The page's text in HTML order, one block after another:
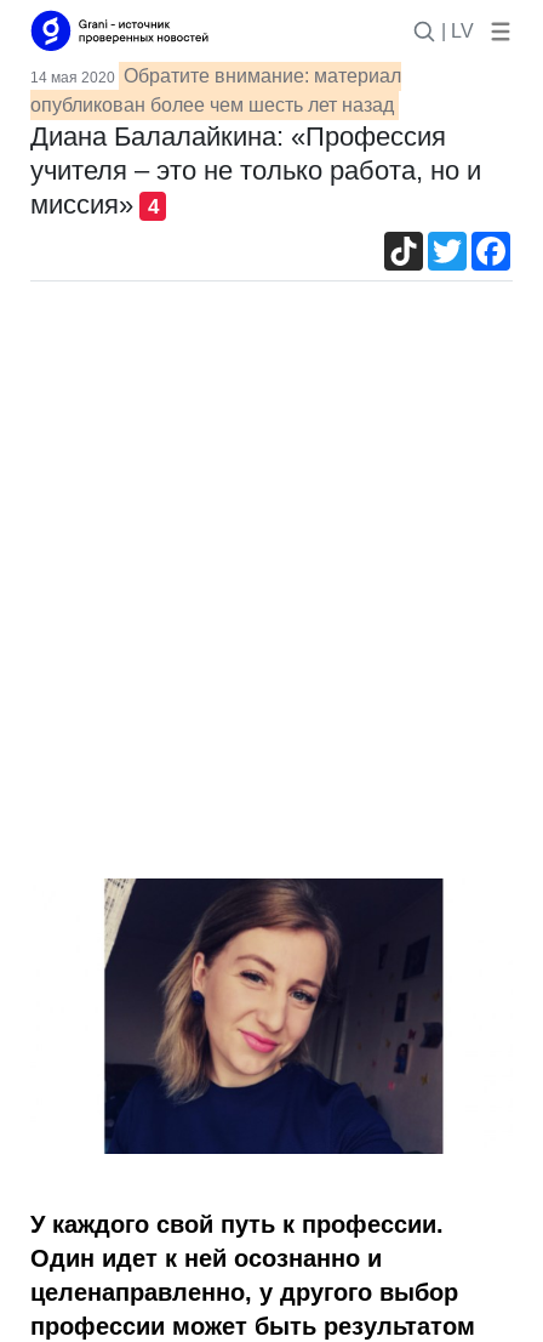
| LV
14 мая 2020 Обратите внимание: материал
опубликован более чем шесть лет назад
Диана Балалайкина: «Профессия
учителя – это не только работа, но и
миссия»
4
TikTokTwitter
У каждого свой путь к профессии.
Один идет к ней осознанно и
целенаправленно, у другого выбор
профессии может быть результатом